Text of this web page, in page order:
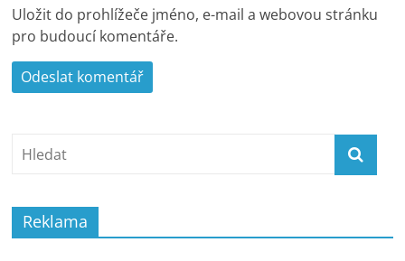
Uložit do prohlížeče jméno, e-mail a webovou stránku
pro budoucí komentáře.
Reklama